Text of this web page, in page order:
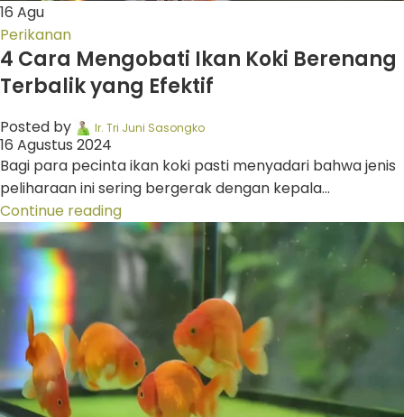
16 Agu
Perikanan
4 Cara Mengobati Ikan Koki Berenang
Terbalik yang Efektif
Posted by Ir. Tri Juni Sasongko
16 Agustus 2024
Bagi para pecinta ikan koki pasti menyadari bahwa jenis
peliharaan ini sering bergerak dengan kepala...
Continue reading